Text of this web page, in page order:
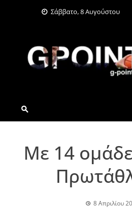
Σάββατο, 8 Αυγούστου
G-
Με 14
8 Απριλίου